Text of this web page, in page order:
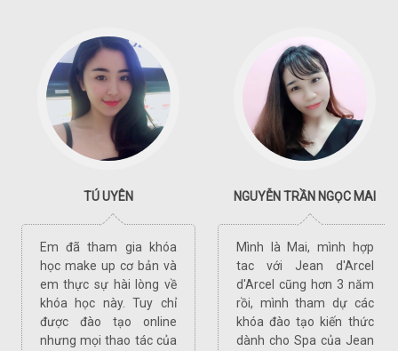
TÚ UYÊN
Em đã tham gia khóa
học make up cơ bản và
em thực sự hài lòng về
khóa học này. Tuy chỉ
được đào tạo online
nhưng mọi thao tác của
NGUYỄN TRẦN NGỌC MAI
Mình là Mai, mình hợp
tac với Jean d'Arcel
d'Arcel cũng hơn 3 năm
rồi, mình tham dự các
khóa đào tạo kiến thức
dành cho Spa của Jean